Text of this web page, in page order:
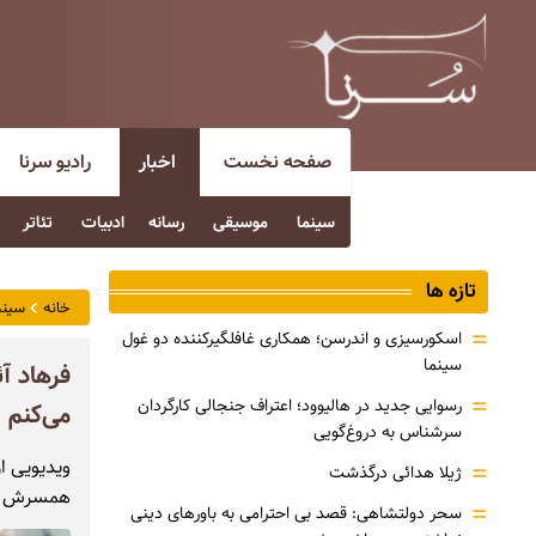
صفحه نخست اخبار
سینما موسیقی رسانه ادبیات تئاتر
رادیو سرنا
خانه
فرهاد
می‌کنم
ویدیویی
همسرش
تازه ها
= اسکورسیزی و اندرسن؛ همکاری غافلگیرکننده دو غول
سینما
= رسوایی جدید در هالیوود؛ اعتراف جنجالی کارگردان
سرشناس به دروغ‌گویی
= ژیلا هدائی درگذشت
= سحر دولتشاهی: قصد بی احترامی به باورهای دینی